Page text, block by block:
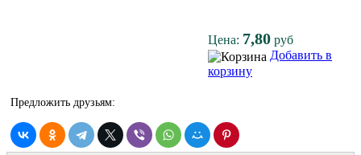
Цена: 7,80 руб
Добавить в
корзину
Предложить друзьям: